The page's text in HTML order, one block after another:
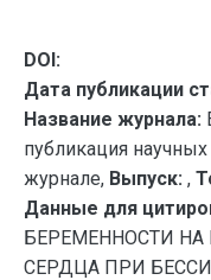
DOI:
Дата публикации
Название журнала:
публикация
журнале, Выпуск: ,
Данные для
БЕРЕМЕННОСТИ
СЕРДЦА ПРИ